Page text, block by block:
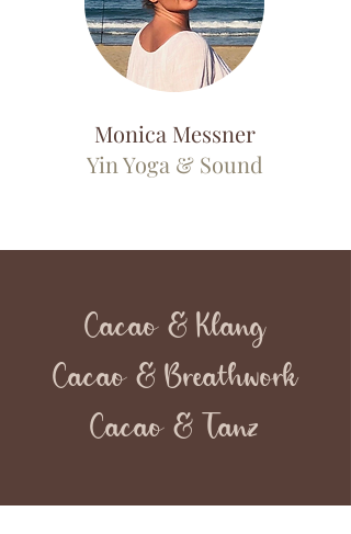
Monica Messner
Yin Yoga & Sound
Cacao & Klang
Cacao & Breathwork
Cacao & Tanz